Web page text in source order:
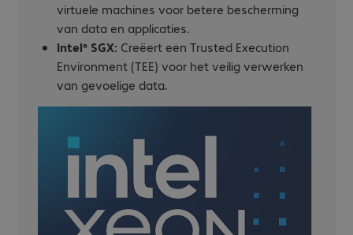
virtuele machines voor betere bescherming
van data en applicaties.
Intel® SGX: Creëert een Trusted Execution
Environment (TEE) voor het veilig verwerken
van gevoelige data.